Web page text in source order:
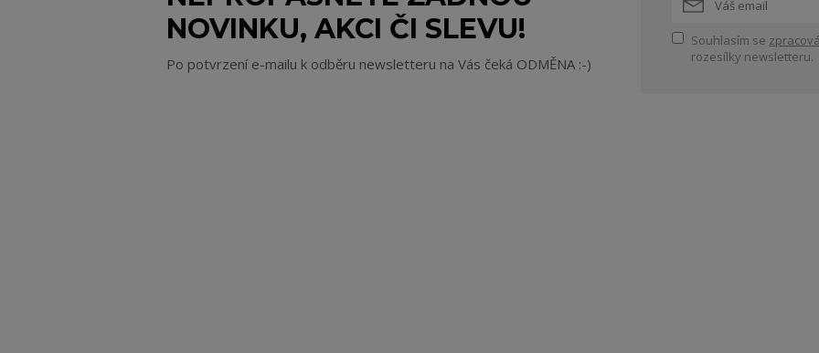
NOVINKU, AKCI ČI SLEVU!
Po potvrzení e-mailu k odběru newsletteru na Vás čeká ODMĚNA :-)
Souhlasím se
rozesílky newsletteru.